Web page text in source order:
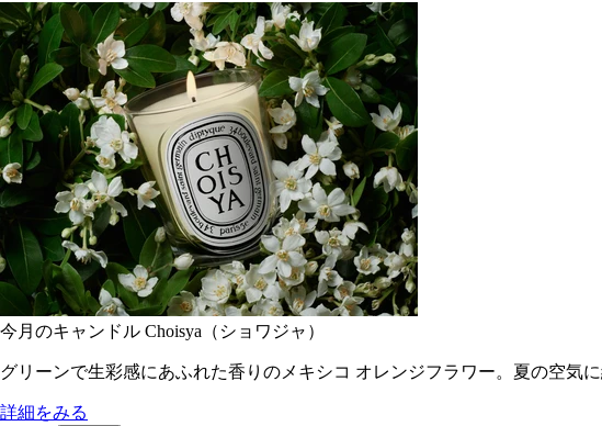
今月のキャンドル Choisya（ショワジャ）
グリーンで生彩感にあふれた香りのメキシコ オレンジフラワー。夏の空気
詳細をみる